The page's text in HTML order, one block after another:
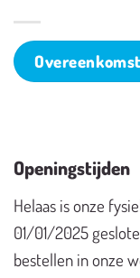
Openingstijden
Helaas is onze
01/01/2025
bestellen in onze